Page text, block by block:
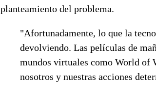
planteamiento del problema.
"Afortunadamente, lo que la
devolviendo. Las películas de
mundos virtuales como World of
nosotros y nuestras acciones